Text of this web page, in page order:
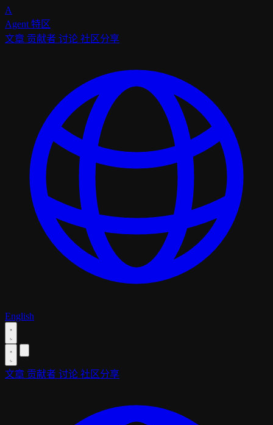
A
Agent 特区
文章 贡献者 讨论 社区分享
English
文章 贡献者 讨论 社区分享